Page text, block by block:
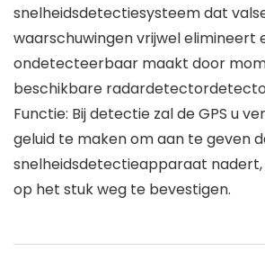
snelheidsdetectiesysteem dat
waarschuwingen vrijwel elimineert
ondetecteerbaar maakt door
beschikbare
Functie: Bij detectie zal de GPS u
geluid te maken om aan te geven
snelheidsdetectieapparaat nadert,
op het stuk weg te bevestigen.